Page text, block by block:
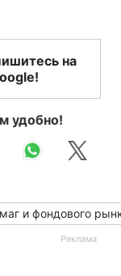
на
удобно!
и фондового